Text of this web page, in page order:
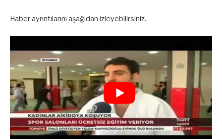
Haber ayrıntılarını aşağıdan izleyebilirsiniz.